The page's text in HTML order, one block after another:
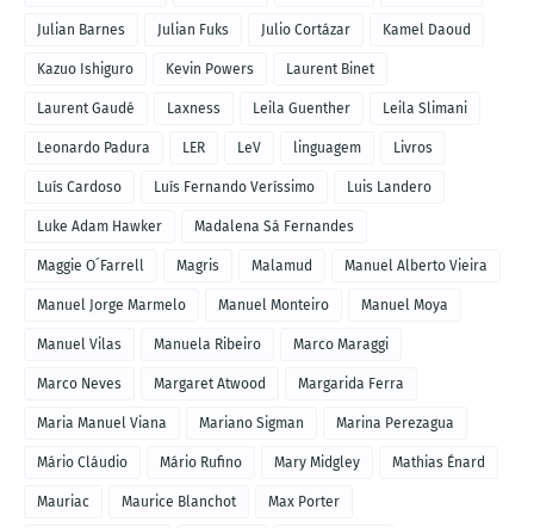
Julian Barnes Julian Fuks Julio Cortázar Kamel Daoud
Kazuo Ishiguro Kevin Powers Laurent Binet
Laurent Gaudé Laxness Leila Guenther Leila Slimani
Leonardo Padura LER LeV linguagem Livros
Luís Cardoso Luís Fernando Veríssimo Luis Landero
Luke Adam Hawker Madalena Sá Fernandes
Maggie O´Farrell Magris Malamud Manuel Alberto Vieira
Manuel Jorge Marmelo Manuel Monteiro Manuel Moya
Manuel Vilas Manuela Ribeiro Marco Maraggi
Marco Neves Margaret Atwood Margarida Ferra
Maria Manuel Viana Mariano Sigman Marina Perezagua
Mário Cláudio Mário Rufino Mary Midgley Mathias Énard
Mauriac Maurice Blanchot Max Porter